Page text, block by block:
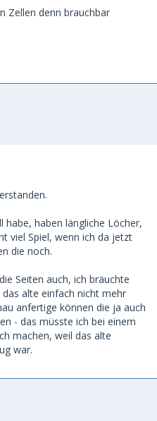
Zellen denn brauchbar
habe, haben längliche Löcher,
viel Spiel, wenn ich da jetzt
die noch.
Seiten auch, ich bräuchte
alte einfach nicht mehr
anfertige können die ja auch
- das müsste ich bei einem
machen, weil das alte
war.